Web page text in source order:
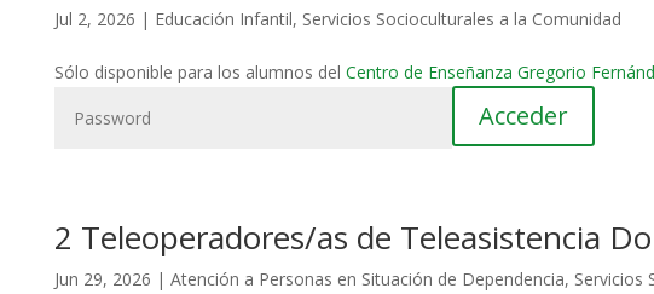
Jul 2, 2026 | Educación Infantil, Servicios Socioculturales a la Comunidad
Sólo disponible para los alumnos del Centro de Enseñanza Gregorio
2 Teleoperadores/as de Teleasistencia
Jun 29, 2026 | Atención a Personas en Situación de Dependencia, Servicios